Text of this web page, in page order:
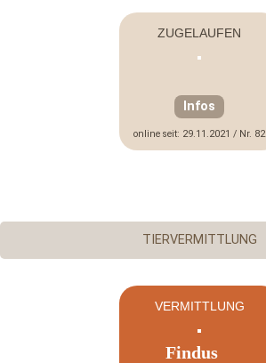
ZUGELAUFEN
Infos
online seit: 29.11.2021 / Nr. 82
TIERVERMITTLUNG
VERMITTLUNG
Findus